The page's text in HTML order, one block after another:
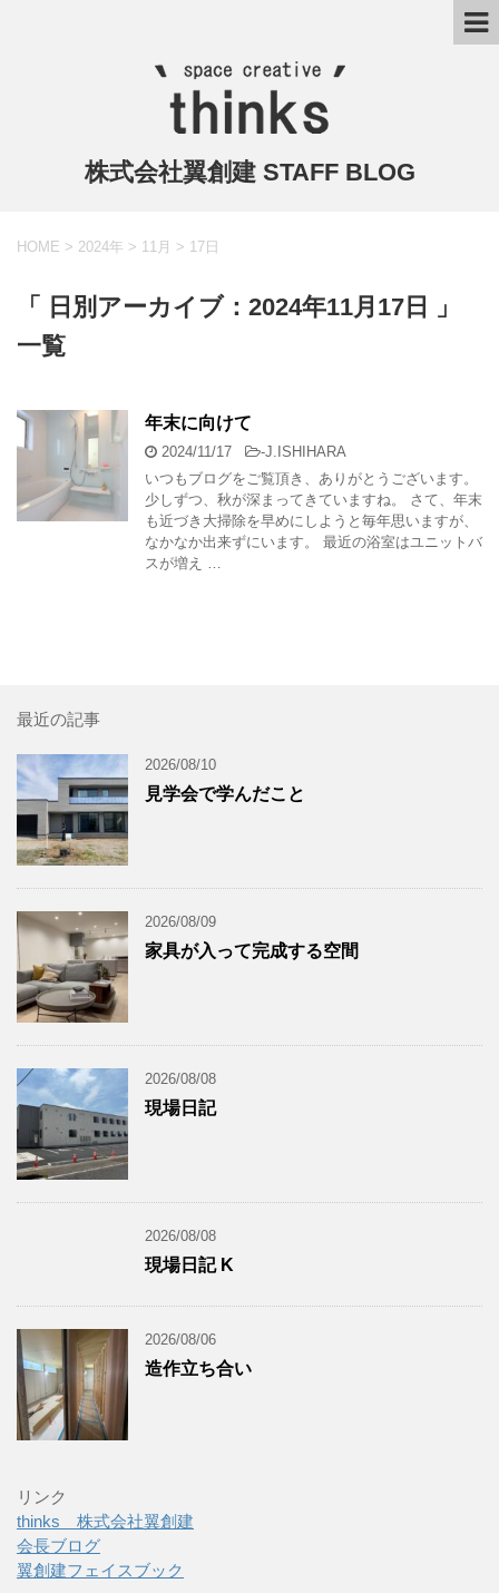
株式会社翼創建 STAFF BLOG
HOME > 2024年 > 11月 > 17日
「 日別アーカイブ：2024年11月17日 」
一覧
年末に向けて
2024/11/17 -J.ISHIHARA
いつもブログをご覧頂き、ありがとうございます。
少しずつ、秋が深まってきていますね。 さて、年末
も近づき大掃除を早めにしようと毎年思いますが、
なかなか出来ずにいます。 最近の浴室はユニットバ
スが増え …
最近の記事
2026/08/10
見学会で学んだこと
2026/08/09
家具が入って完成する空間
2026/08/08
現場日記
2026/08/08
現場日記 K
2026/08/06
造作立ち合い
リンク
thinks 株式会社翼創建
会長ブログ
翼創建フェイスブック